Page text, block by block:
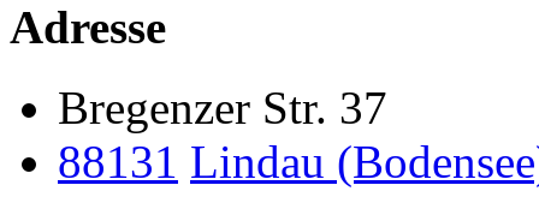
Adresse
Bregenzer Str. 37
88131 Lindau